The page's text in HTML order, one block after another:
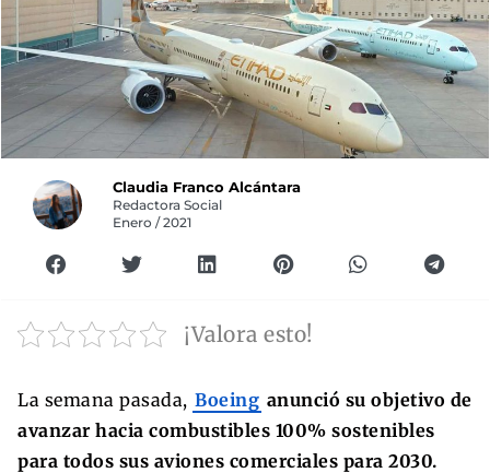
Claudia Franco Alcántara
Redactora Social
Enero / 2021
¡Valora esto!
La semana pasada, Boeing anunció su objetivo de
avanzar hacia combustibles 100% sostenibles
para todos sus aviones comerciales para 2030.